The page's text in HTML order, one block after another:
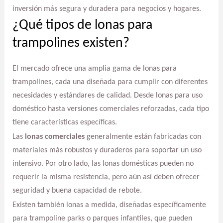
inversión más segura y duradera para negocios y hogares.
¿Qué tipos de lonas para
trampolines existen?
El mercado ofrece una amplia gama de lonas para
trampolines, cada una diseñada para cumplir con diferentes
necesidades y estándares de calidad. Desde lonas para uso
doméstico hasta versiones comerciales reforzadas, cada tipo
tiene características específicas.
Las lonas comercialesgeneralmente están fabricadas con
materiales más robustos y duraderos para soportar un uso
intensivo. Por otro lado, las lonas domésticas pueden no
requerir la misma resistencia, pero aún así deben ofrecer
seguridad y buena capacidad de rebote.
Existen también lonas a medida, diseñadas específicamente
para trampoline parks o parques infantiles, que pueden